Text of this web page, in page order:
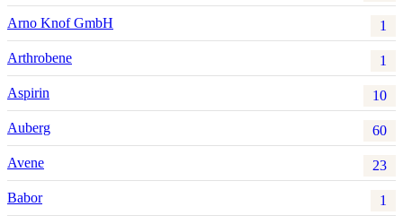
Arno Knof GmbH 1
Arthrobene 1
Aspirin 10
Auberg 60
Avene 23
Babor 1